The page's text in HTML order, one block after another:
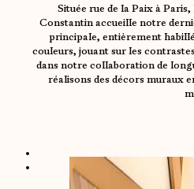
Située rue de la Paix à
Constantin accueille notre
principale, entièrement
couleurs, jouant sur les
dans notre collaboration de
réalisons des décors muraux